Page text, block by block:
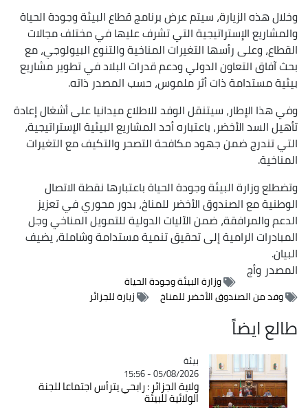
وخلال هذه الزيارة، سيتم عرض برنامج قطاع البيئة وجودة الحياة
والمشاريع الإستراتيجية التي تشرف عليها في مختلف مجالات
القطاع، وعلى رأسها التغيرات المناخية والتنوع البيولوجي، مع
بحث آفاق التعاون الدولي ودعم قدرات البلاد في تطوير مشاريع
بيئية مستدامة ذات أثر ملموس، حسب المصدر ذاته.
وفي هذا الإطار، سيتنقل الوفد للاطلاع ميدانيا على أشغال إعادة
تأهيل السد الأخضر، باعتباره أحد المشاريع البيئية الإستراتيجية،
التي تندرج ضمن جهود مكافحة التصحر والتكيف مع التغيرات
المناخية.
وتضطلع وزارة البيئة وجودة الحياة باعتبارها نقطة الاتصال
الوطنية مع الصندوق الأخضر للمناخ، بدور محوري في تعزيز
الدعم والمرافقة، ضمن الآليات الدولية للتمويل المناخي وجل
المبادرات الرامية إلى تحقيق تنمية مستدامة وشاملة، يضيف
البيان.
المصدروأج
وزارة البيئة وجودة الحياة
وفد من الصندوق الأخضر للمناخ
زيارة للجزائر
طالع ايضاً
Catégorie
بيئة
05/08/2026 - 15:56
ولاية الجزائر : رابحي يترأس اجتماعا للجنة
الولائية للبيئة